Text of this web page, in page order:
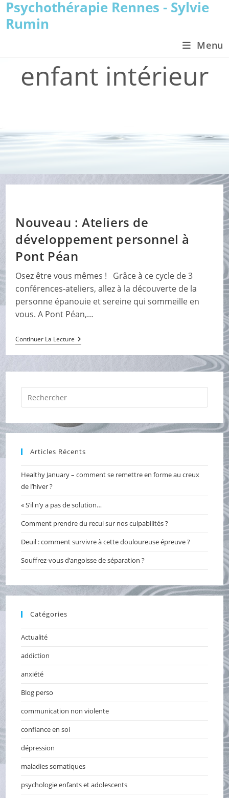
Skip
content
Psychothérapie Rennes - Sylvie
Rumin
Menu
enfant intérieur
Nouveau : Ateliers de
développement personnel à
Pont Péan
Osez être vous mêmes ! Grâce à ce cycle de 3
conférences-ateliers, allez à la découverte de la
personne épanouie et sereine qui sommeille en
vous. A Pont Péan,…
Continuer La LectureNouveau
:
Ateliers
Développement
À
Press
close
panel.
Articles Récents
Healthy January – comment se remettre en forme au creux
de l’hiver ?
« S’il n’y a pas de solution…
Comment prendre du recul sur nos culpabilités ?
Deuil : comment survivre à cette douloureuse épreuve ?
Souffrez-vous d’angoisse de séparation ?
Catégories
Actualité
addiction
anxiété
Blog perso
communication non violente
confiance en soi
dépression
maladies somatiques
psychologie enfants et adolescents